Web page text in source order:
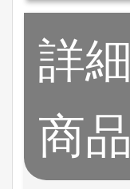
詳細
商品